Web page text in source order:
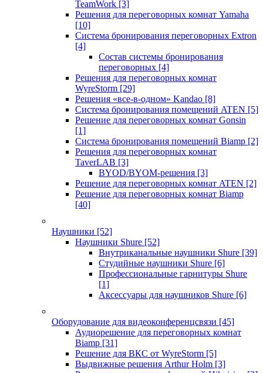
TeamWork [3]
Решения для переговорных комнат Yamaha
[10]
Система бронирования переговорных Extron
[4]
Состав системы бронирования
переговорных [4]
Решения для переговорных комнат
WyreStorm [29]
Решения «все-в-одном» Kandao [8]
Система бронирования помещений ATEN [5]
Решение для переговорных комнат Gonsin
[1]
Система бронирования помещений Biamp [2]
Решения для переговорных комнат
TaverLAB [3]
BYOD/BYOM-решения [3]
Решение для переговорных комнат ATEN [2]
Решение для переговорных комнат Biamp
[40]
Наушники [52]
Наушники Shure [52]
Внутриканальные наушники Shure [39]
Студийные наушники Shure [6]
Профессиональные гарнитуры Shure
[1]
Аксессуары для наушников Shure [6]
Оборудование для видеоконференцсвязи [45]
Аудиорешение для переговорных комнат
Biamp [31]
Решение для ВКС от WyreStorm [5]
Выдвижные решения Arthur Holm [3]